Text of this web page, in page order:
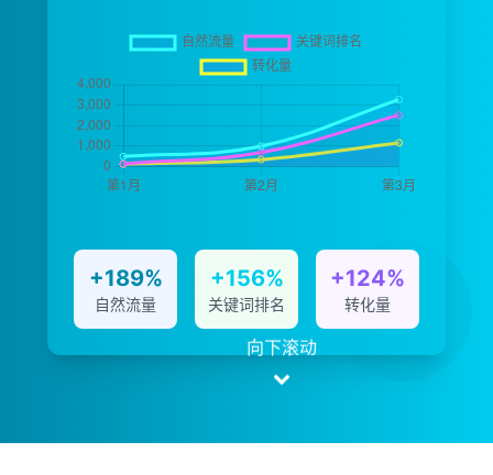
+189%
自然流量
+156%
关键词排名
+124%
转化量
向下滚动